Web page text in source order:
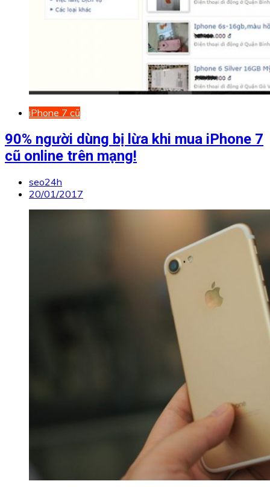
iPhone 7 cũ
90% người dùng bị lừa khi mua iPhone 7
cũ online trên mạng!
seo24h
20/01/2017